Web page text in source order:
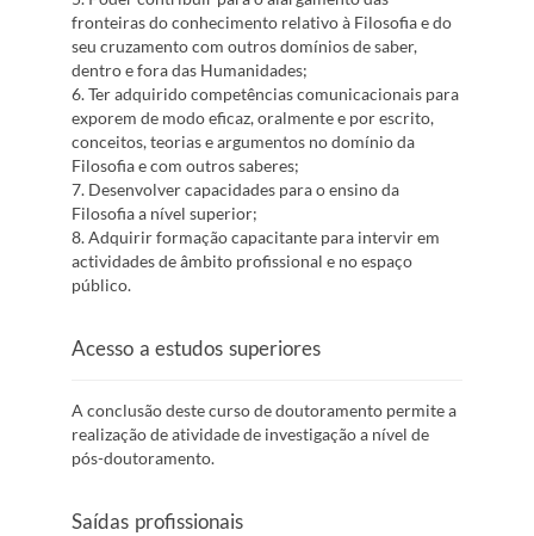
fronteiras do conhecimento relativo à Filosofia e do
seu cruzamento com outros domínios de saber,
dentro e fora das Humanidades;
6. Ter adquirido competências comunicacionais para
exporem de modo eficaz, oralmente e por escrito,
conceitos, teorias e argumentos no domínio da
Filosofia e com outros saberes;
7. Desenvolver capacidades para o ensino da
Filosofia a nível superior;
8. Adquirir formação capacitante para intervir em
actividades de âmbito profissional e no espaço
público.
Acesso a estudos superiores
A conclusão deste curso de doutoramento permite a
realização de atividade de investigação a nível de
pós-doutoramento.
Saídas profissionais